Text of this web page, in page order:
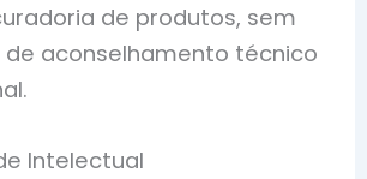
de produtos, sem
aconselhamento técnico
Intelectual